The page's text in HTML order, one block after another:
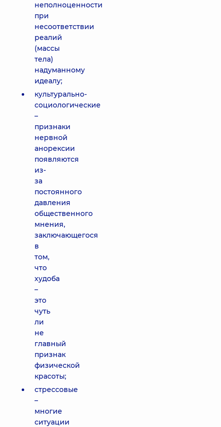
неполноценности
при
несоответствии
реалий
(массы
тела)
надуманному
идеалу;
культурально-
социологические
–
признаки
нервной
анорексии
появляются
из-
за
постоянного
давления
общественного
мнения,
заключающегося
в
том,
что
худоба
–
это
чуть
ли
не
главный
признак
физической
красоты;
стрессовые
–
многие
ситуации